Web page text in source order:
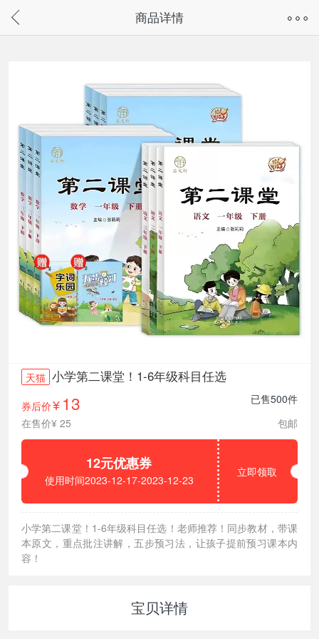
请通过微信或支付宝搜“奇兔客小程序”访问
商品详情
天猫 小学第二课堂！1-6年级科目任选
券后价¥ 13
已售500件
在售价¥ 25
包邮
12元优惠券
使用时间2023-12-17-2023-12-23
立即领取
小学第二课堂！1-6年级科目任选！老师推荐！同步教材，带课
本原文，重点批注讲解，五步预习法，让孩子提前预习课本内
容！
宝贝详情